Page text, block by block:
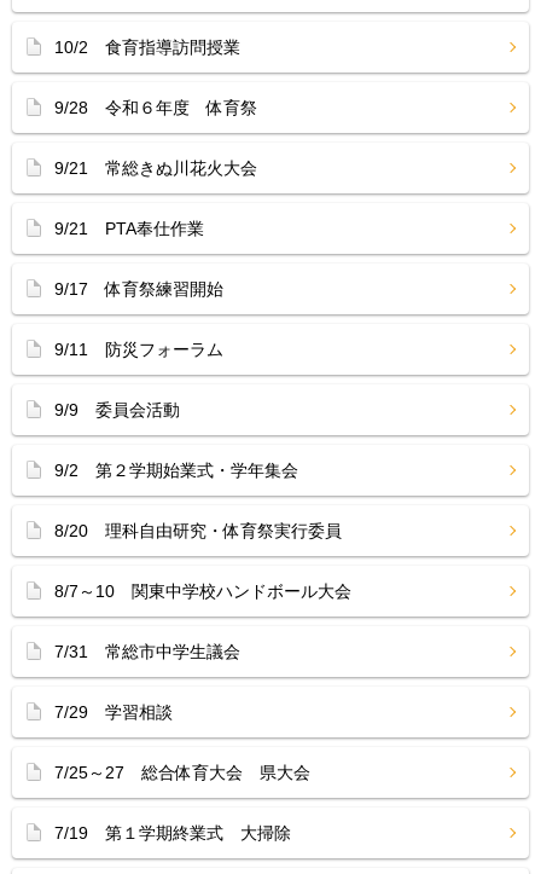
10/2 食育指導訪問授業
9/28 令和６年度 体育祭
9/21 常総きぬ川花火大会
9/21 PTA奉仕作業
9/17 体育祭練習開始
9/11 防災フォーラム
9/9 委員会活動
9/2 第２学期始業式・学年集会
8/20 理科自由研究・体育祭実行委員
8/7～10 関東中学校ハンドボール大会
7/31 常総市中学生議会
7/29 学習相談
7/25～27 総合体育大会 県大会
7/19 第１学期終業式 大掃除